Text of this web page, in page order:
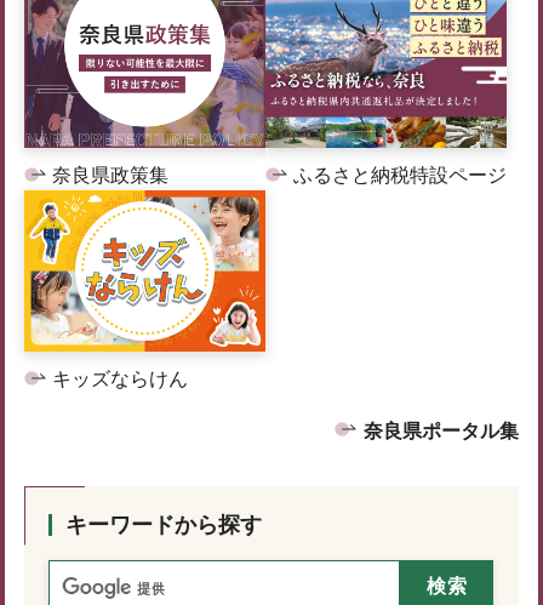
奈良県政策集 ふるさと納税特設ページ
キッズならけん
奈良県ポータル集
キーワードから探す